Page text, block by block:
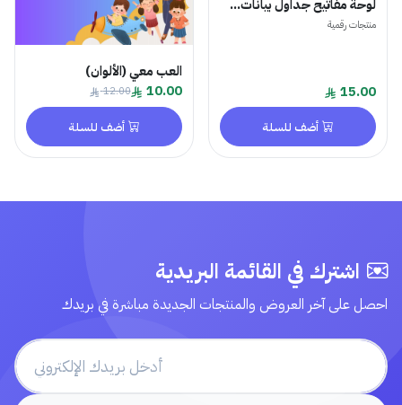
لوحة مفاتيح جداول بيانات...
منتجات رقمية
15.00
أضف للسلة
العب معي (الألوان)
10.00
12.00
أضف للسلة
اشترك في القائمة البريدية
احصل على آخر العروض والمنتجات الجديدة مباشرة في بريدك